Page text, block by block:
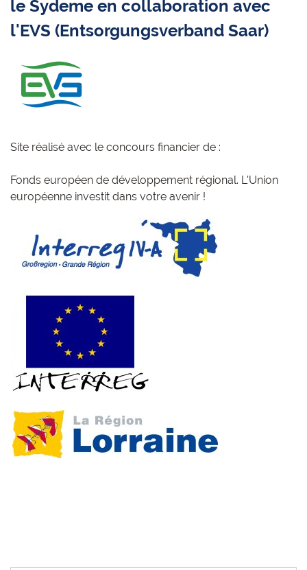
le Sydeme en collaboration avec
l'EVS (Entsorgungsverband Saar)
Site réalisé avec le concours financier de :
Fonds européen de développement régional. L'Union
européenne investit dans votre avenir !